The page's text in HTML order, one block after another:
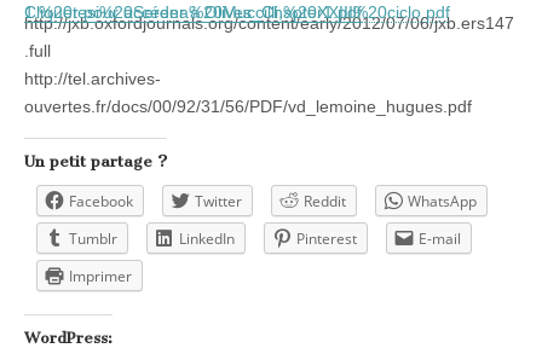
1.%20tesi%20Serena%20Muccilli,%20XXIII%20ciclo.pdf
Cliquer pour accéder à Olives_Chapter1.pdf
http://jxb.oxfordjournals.org/content/early/2012/07/06/jxb.ers147
.full
http://tel.archives-
ouvertes.fr/docs/00/92/31/56/PDF/vd_lemoine_hugues.pdf
Un petit partage ?
Facebook Twitter Reddit
WhatsApp
Tumblr
LinkedIn Pinterest
E-mail
Imprimer
WordPress: